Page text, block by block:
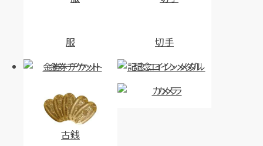
服
切手
金券・チケット
記念コイン・メダル
古銭
カメラ